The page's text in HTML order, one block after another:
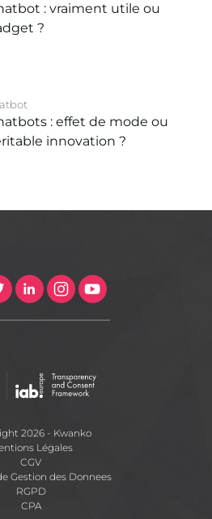
: vraiment utile ou
?
: effet de mode ou
innovation ?
2026 - Kwanko
Légales
CGV
Gestion des Donnees
RGPD
CPA